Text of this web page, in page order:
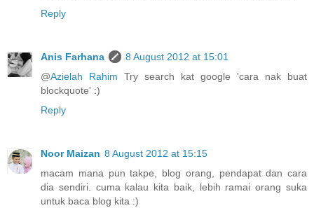
Reply
Anis Farhana
8 August 2012 at 15:01
@Azielah Rahim Try search kat google 'cara nak buat
blockquote' :)
Reply
Noor Maizan 8 August 2012 at 15:15
macam mana pun takpe, blog orang, pendapat dan cara
dia sendiri. cuma kalau kita baik, lebih ramai orang suka
untuk baca blog kita :)